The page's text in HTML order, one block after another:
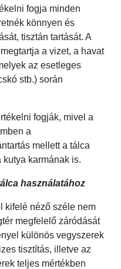
fogja minden
könnyen és
tisztán tartását. A
a vizet, a havat
az esetleges
stb.) során
fogják, mivel a
a
mellett a tálca
karmának is.
használatához
kifelé néző széle nem
megfelelő záródását
különös vegyszerek
tisztítás, illetve az
teljes mértékben